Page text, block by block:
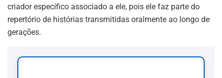
criador específico associado a ele, pois ele faz parte do
repertório de histórias transmitidas oralmente ao longo de
gerações.